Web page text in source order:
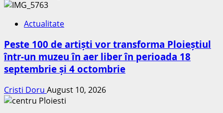
Actualitate
Peste 100 de artiști vor transforma Ploieștiul
într-un muzeu în aer liber în perioada 18
septembrie și 4 octombrie
Cristi Doru August 10, 2026